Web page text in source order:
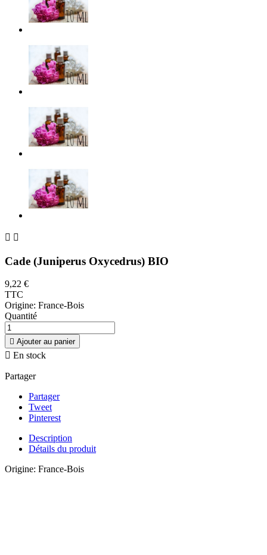
 
Cade (Juniperus Oxycedrus) BIO
9,22 €
TTC
Origine: France-Bois
Quantité
 Ajouter au panier
 En stock
Partager
Partager
Tweet
Pinterest
Description
Détails du produit
Origine: France-Bois